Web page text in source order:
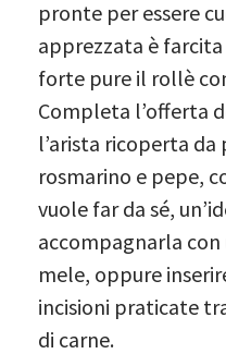
pronte per essere
apprezzata è
forte pure il rollè
Completa l’offerta
l’arista ricoperta
rosmarino e pepe,
vuole far da sé,
accompagnarla con
mele, oppure
incisioni praticate
di carne.